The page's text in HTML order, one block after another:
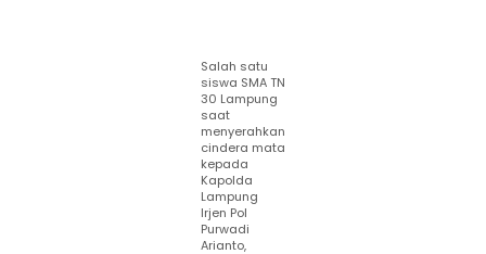
Salah satu
siswa SMA TN
30 Lampung
saat
menyerahkan
cindera mata
kepada
Kapolda
Lampung
Irjen Pol
Purwadi
Arianto,